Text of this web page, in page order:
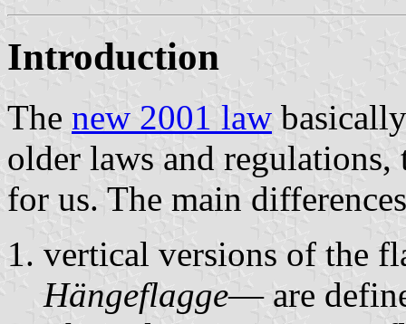
Introduction
The new 2001 law
older laws and
for us. The main
vertical versions of the
Hängeflagge— are